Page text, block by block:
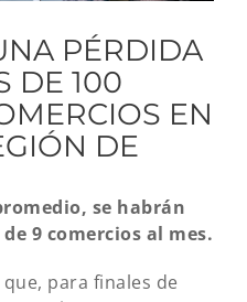
PÉRDIDA
DE 100
EN
DE
se habrán
9 comercios al mes.
para finales de